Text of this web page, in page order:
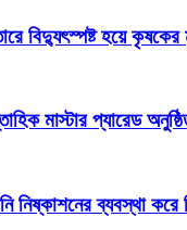
বিদ্যুৎস্পষ্ট হয়ে
মাস্টার প্যারেড
নিষ্কাশনের ব্যবস্থা করে